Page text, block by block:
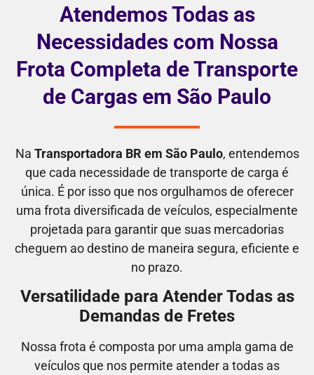
Atendemos Todas as
Necessidades com Nossa
Frota Completa de Transporte
de Cargas em São Paulo
Na Transportadora BR em São Paulo, entendemos
que cada necessidade de transporte de carga é
única. É por isso que nos orgulhamos de oferecer
uma frota diversificada de veículos, especialmente
projetada para garantir que suas mercadorias
cheguem ao destino de maneira segura, eficiente e
no prazo.
Versatilidade para Atender Todas as
Demandas de Fretes
Nossa frota é composta por uma ampla gama de
veículos que nos permite atender a todas as